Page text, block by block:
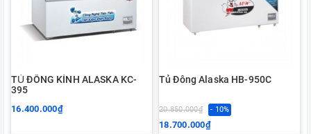
TỦ ĐÔNG KÍNH ALASKA KC-
395
16.400.000₫
Tủ Đông Alaska HB-950C
20.850.000₫ - 10%
18.700.000₫